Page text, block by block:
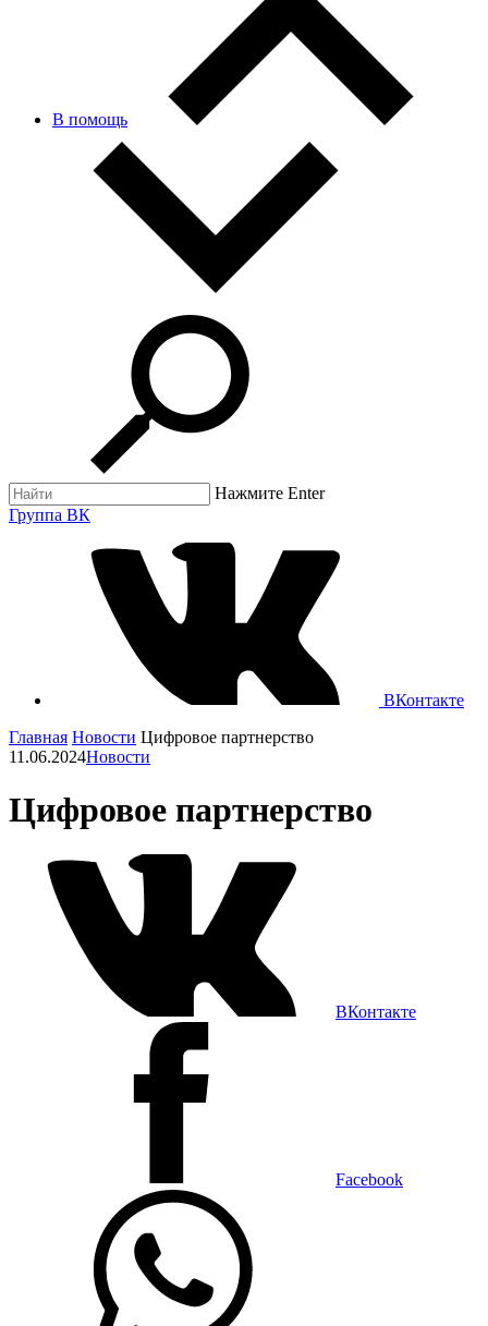
В помощь
Нажмите Enter
Группа ВК
ВКонтакте
Главная Новости Цифровое партнерство
11.06.2024Новости
Цифровое партнерство
ВКонтакте
Facebook